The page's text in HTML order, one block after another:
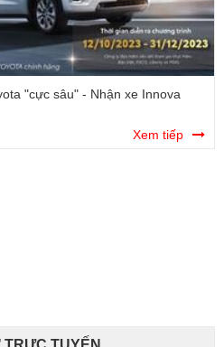
"cực sâu" - Nhận xe Innova
Xem tiếp